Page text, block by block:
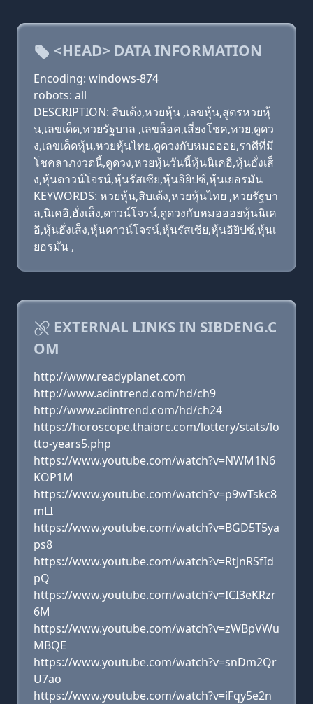
<HEAD> DATA INFORMATION
Encoding: windows-874
robots: all
DESCRIPTION: สิบเด้ง,หวยหุ้น ,เลขหุ้น,สูตรหวยหุ้
น,เลขเด็ด,หวยรัฐบาล ,เลขล็อค,เสี่ยงโชค,หวย,ดูดว
ง,เลขเด็ดหุ้น,หวยหุ้นไทย,ดูดวงกับหมอออย,ราศีที่มี
โชคลาภงวดนี้,ดูดวง,หวยหุ้นวันนี้หุ้นนิเคอิ,หุ้นฮั่งเส็
ง,หุ้นดาวน์โจรน์,หุ้นรัสเซีย,หุ้นอิยิปซ์,หุ้นเยอรมัน
KEYWORDS: หวยหุ้น,สิบเด้ง,หวยหุ้นไทย ,หวยรัฐบา
ล,นิเคอิ,ฮั่งเส็ง,ดาวน์โจรน์,ดูดวงกับหมอออยหุ้นนิเค
อิ,หุ้นฮั่งเส็ง,หุ้นดาวน์โจรน์,หุ้นรัสเซีย,หุ้นอิยิปซ์,หุ้นเ
ยอรมัน ,
EXTERNAL LINKS IN SIBDENG.C
OM
http://www.readyplanet.com
http://www.adintrend.com/hd/ch9
http://www.adintrend.com/hd/ch24
https://horoscope.thaiorc.com/lottery/stats/lo
tto-years5.php
https://www.youtube.com/watch?v=NWM1N6
KOP1M
https://www.youtube.com/watch?v=p9wTskc8
mLI
https://www.youtube.com/watch?v=BGD5T5ya
ps8
https://www.youtube.com/watch?v=RtJnRSfId
pQ
https://www.youtube.com/watch?v=ICI3eKRzr
6M
https://www.youtube.com/watch?v=zWBpVWu
MBQE
https://www.youtube.com/watch?v=snDm2Qr
U7ao
https://www.youtube.com/watch?v=iFqy5e2n